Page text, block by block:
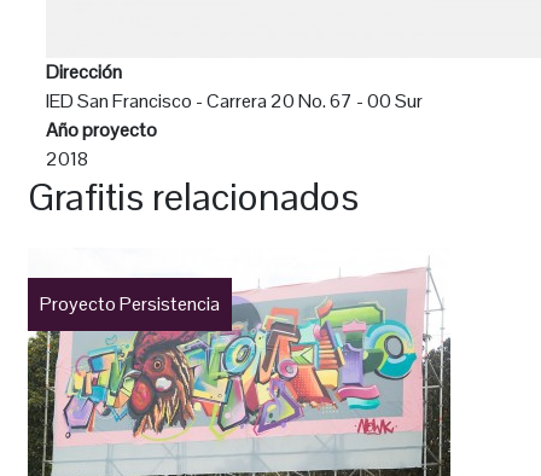
Dirección
IED San Francisco - Carrera 20 No. 67 - 00 Sur
Año proyecto
2018
Grafitis relacionados
Proyecto Persistencia